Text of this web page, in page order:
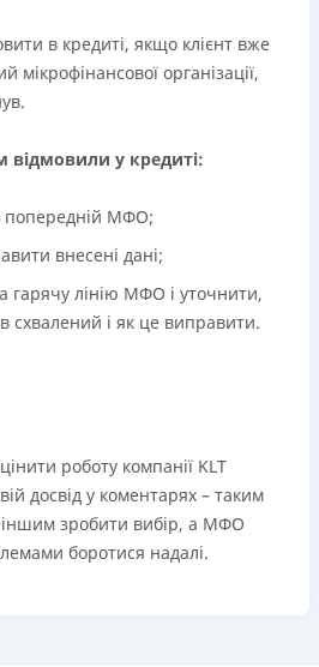
в кредиті, якщо клієнт вже
організації,
у кредиті:
попередній МФО;
внесені дані;
гарячу лінію МФО і уточнити,
схвалений і як це виправити.
роботу компанії KLT
досвід у коментарях – таким
зробити вибір, а МФО
боротися надалі.